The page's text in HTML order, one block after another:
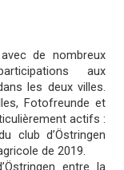
de nombreux
aux
les deux villes.
Fotofreunde et
actifs :
club d’Östringen
de 2019.